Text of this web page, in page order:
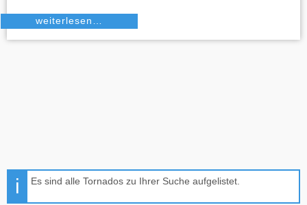
weiterlesen…
Es sind alle Tornados zu Ihrer Suche aufgelistet.